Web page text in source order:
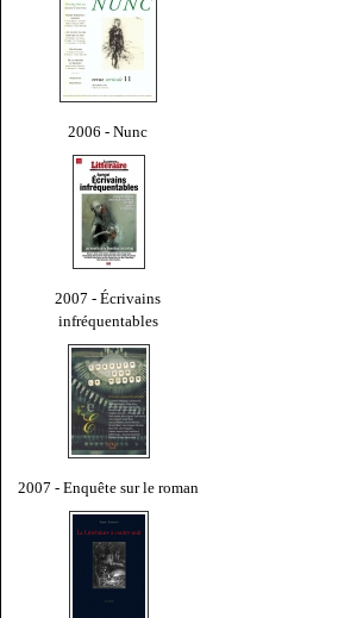
2006 - Nunc
2007 - Écrivains
infréquentables
2007 - Enquête sur le roman